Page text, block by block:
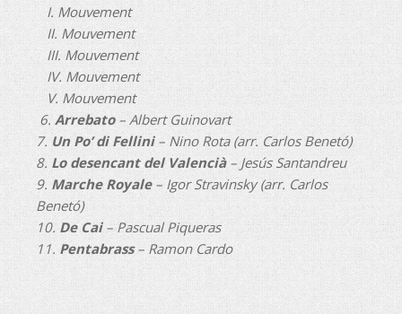
I. Mouvement
II. Mouvement
III. Mouvement
IV. Mouvement
V. Mouvement
6. Arrebato– Albert Guinovart
7. Un Po’ di Fellini– Nino Rota (arr. Carlos Benetó)
8. Lo desencant del Valencià– Jesús Santandreu
9. Marche Royale– Igor Stravinsky (arr. Carlos
Benetó)
10. De Cai– Pascual Piqueras
11. Pentabrass– Ramon Cardo